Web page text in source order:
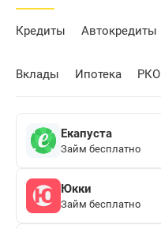
Кредиты Автокредиты
Вклады Ипотека РКО
Екапуста
Займ бесплатно
Юкки
Займ бесплатно